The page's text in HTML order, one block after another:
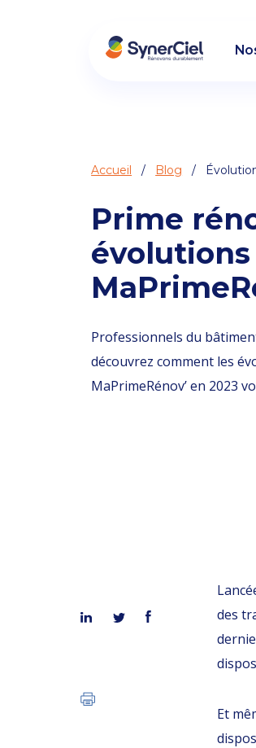
Accueil / Blog /
Prime
évolutions
Professionnels du
découvrez comment les
MaPrimeRénov’ en 2023
des
Et